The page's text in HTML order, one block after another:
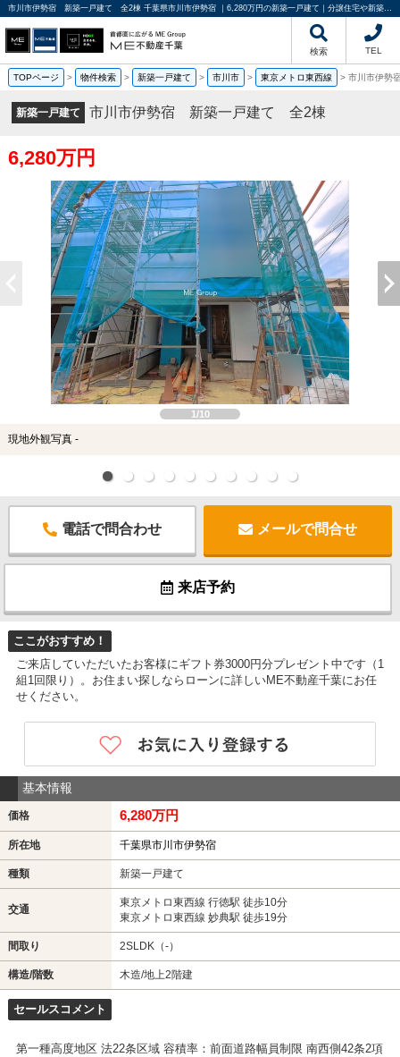
市川市伊勢宿 新築一戸建て 全2棟 千葉県市川市伊勢宿 ｜6,280万円の新築一戸建て｜分譲住宅や新築物件｜ME不動産千葉
検索 TEL
TOPページ > 物件検索 > 新築一戸建て > 市川市 > 東京メトロ東西線 > 市川市伊勢
新築一戸建て 市川市伊勢宿 新築一戸建て 全2棟
6,280万円
1/10
現地外観写真 -
電話で問合わせ メールで問合せ
来店予約
ここがおすすめ！
ご来店していただいたお客様にギフト券3000円分プレゼント中です（1
組1回限り）。お住まい探しならローンに詳しいME不動産千葉にお任
せください。
基本情報
価格 6,280万円
所在地 千葉県市川市伊勢宿
種類 新築一戸建て
交通
東京メトロ東西線 行徳駅 徒歩10分
東京メトロ東西線 妙典駅 徒歩19分
間取り 2SLDK（-）
構造/階数 木造/地上2階建
セールスコメント
第一種高度地区 法22条区域 容積率：前面道路幅員制限 南西側42条2項